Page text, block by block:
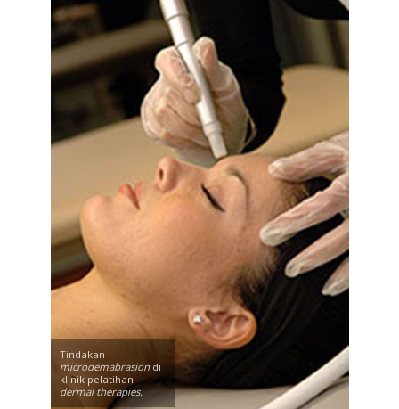
Tindakan
microdemabrasiondi
klinik pelatihan
dermal therapies.